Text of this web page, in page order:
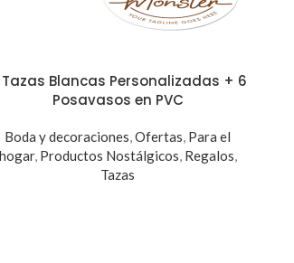
Tazas Blancas Personalizadas + 6
Posavasos en PVC
Boda y decoraciones,Ofertas, Para el
hogar, Productos Nostálgicos, Regalos,
Tazas